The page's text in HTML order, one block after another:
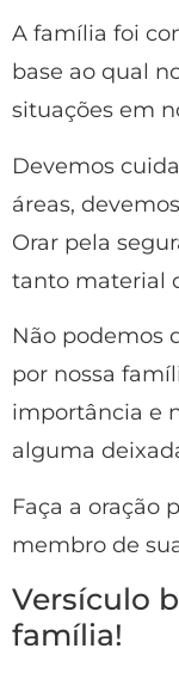
A família foi
base ao qual
situações em
Devemos
áreas,
Orar pela
tanto material
Não podemos
por nossa
importância e
alguma
Faça a oração
membro de
Versículo
família!